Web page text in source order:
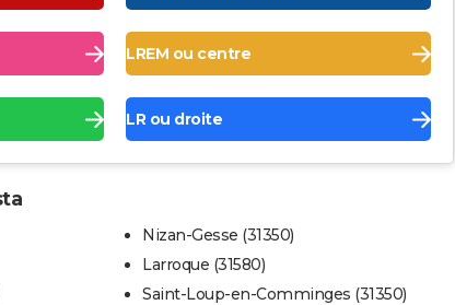
LREM ou centre
LR ou droite
Nizan-Gesse (31350)
Larroque (31580)
Saint-Loup-en-Comminges (31350)